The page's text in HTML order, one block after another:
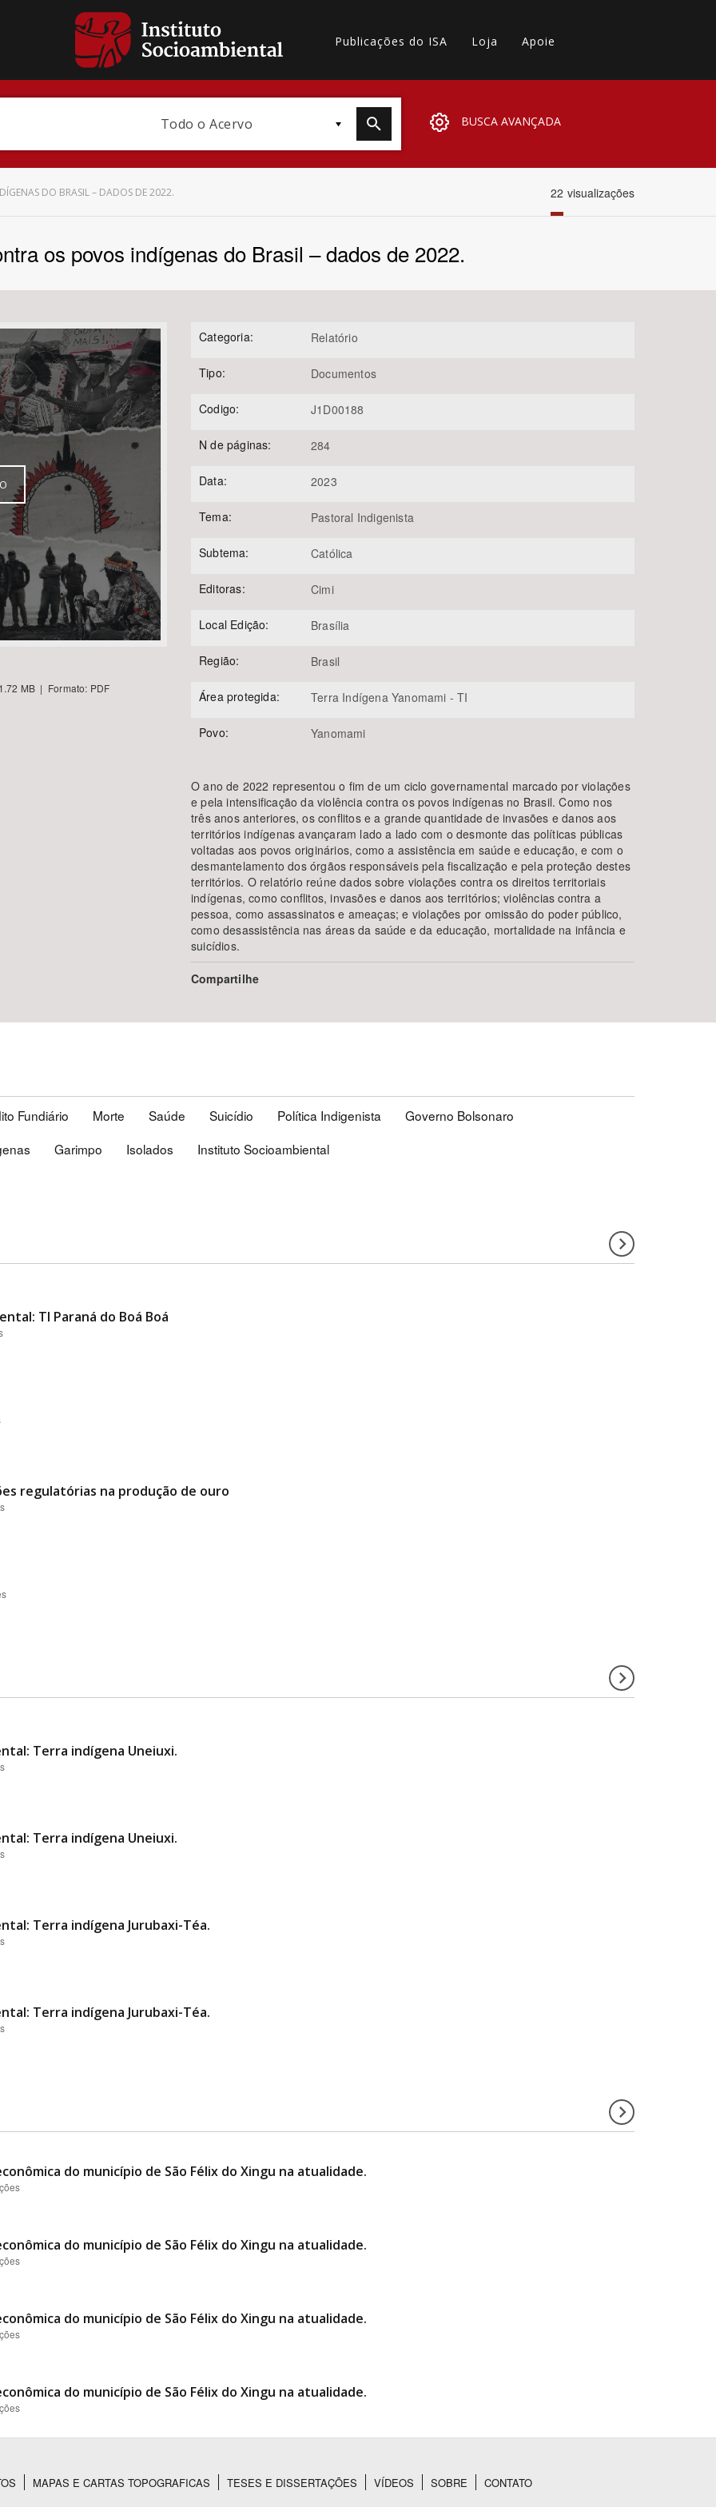
Publicações do ISA Loja Apoie
Todo o Acervo BUSCA AVANÇADA
DO BRASIL – DADOS DE 2022. 22 visualizações
os povos indígenas do Brasil – dados de 2022.
MB | Formato: PDF
Categoria: Relatório
Tipo: Documentos
Codigo: J1D00188
N de páginas: 284
Data: 2023
Tema: Pastoral Indigenista
Subtema: Católica
Editoras: Cimi
Local Edição: Brasília
Região: Brasil
Área protegida: Terra Indígena Yanomami - TI
Povo: Yanomami
O ano de 2022 representou o fim de um ciclo governamental marcado por violações
e pela intensificação da violência contra os povos indígenas no Brasil. Como nos
três anos anteriores, os conflitos e a grande quantidade de invasões e danos aos
territórios indígenas avançaram lado a lado com o desmonte das políticas públicas
voltadas aos povos originários, como a assistência em saúde e educação, e com o
desmantelamento dos órgãos responsáveis pela fiscalização e pela proteção destes
territórios. O relatório reúne dados sobre violações contra os direitos territoriais
indígenas, como conflitos, invasões e danos aos territórios; violências contra a
pessoa, como assassinatos e ameaças; e violações por omissão do poder público,
como desassistência nas áreas da saúde e da educação, mortalidade na infância e
suicídios.
Compartilhe
Fundiário Morte Saúde Suicídio Política Indigenista
Governo Bolsonaro
Garimpo Isolados Instituto Socioambiental
TI Paraná do Boá Boá
regulatórias na produção de ouro
Terra indígena Uneiuxi.
Terra indígena Uneiuxi.
Terra indígena Jurubaxi-Téa.
Terra indígena Jurubaxi-Téa.
do município de São Félix do Xingu na atualidade.
do município de São Félix do Xingu na atualidade.
do município de São Félix do Xingu na atualidade.
do município de São Félix do Xingu na atualidade.
MAPAS E CARTAS TOPOGRAFICAS TESES E DISSERTAÇÕES VÍDEOS SOBRE CONTATO